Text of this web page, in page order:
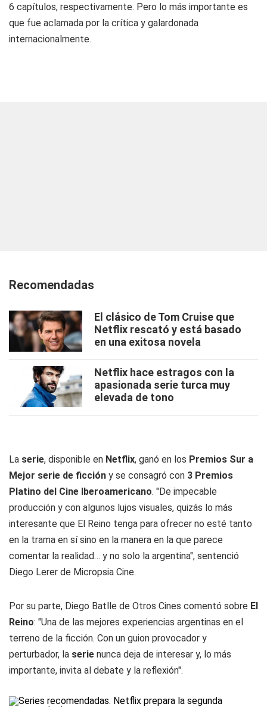
6 capítulos, respectivamente. Pero lo más importante es
que fue aclamada por la crítica y galardonada
internacionalmente.
Recomendadas
El clásico de Tom Cruise que
Netflix rescató y está basado
en una exitosa novela
Netflix hace estragos con la
apasionada serie turca muy
elevada de tono
La serie, disponible en Netflix, ganó en los Premios Sur a
Mejor serie de ficción y se consagró con 3 Premios
Platino del Cine Iberoamericano. "De impecable
producción y con algunos lujos visuales, quizás lo más
interesante que El Reino tenga para ofrecer no esté tanto
en la trama en sí sino en la manera en la que parece
comentar la realidad… y no solo la argentina", sentenció
Diego Lerer de Micropsia Cine.
Por su parte, Diego Batlle de Otros Cines comentó sobre El
Reino: "Una de las mejores experiencias argentinas en el
terreno de la ficción. Con un guion provocador y
perturbador, la serie nunca deja de interesar y, lo más
importante, invita al debate y la reflexión".